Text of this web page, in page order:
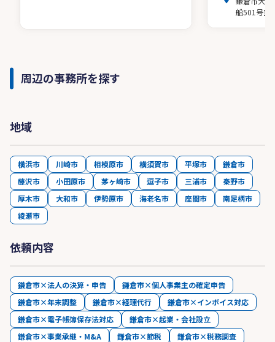
船501号室
周辺の事務所を探す
地域
横浜市 川崎市 相模原市 横須賀市 平塚市
鎌倉市
藤沢市
小田原市 茅ヶ崎市 逗子市 三浦市
秦野市
厚木市
大和市 伊勢原市 海老名市 座間市
南足柄市
綾瀬市
依頼内容
鎌倉市×法人の決算・申告
鎌倉市×個人事業主の確定申告
鎌倉市×年末調整
鎌倉市×経理代行
鎌倉市×インボイス対応
鎌倉市×電子帳簿保存法対応
鎌倉市×起業・会社設立
鎌倉市×事業承継・M&A
鎌倉市×節税
鎌倉市×税務調査